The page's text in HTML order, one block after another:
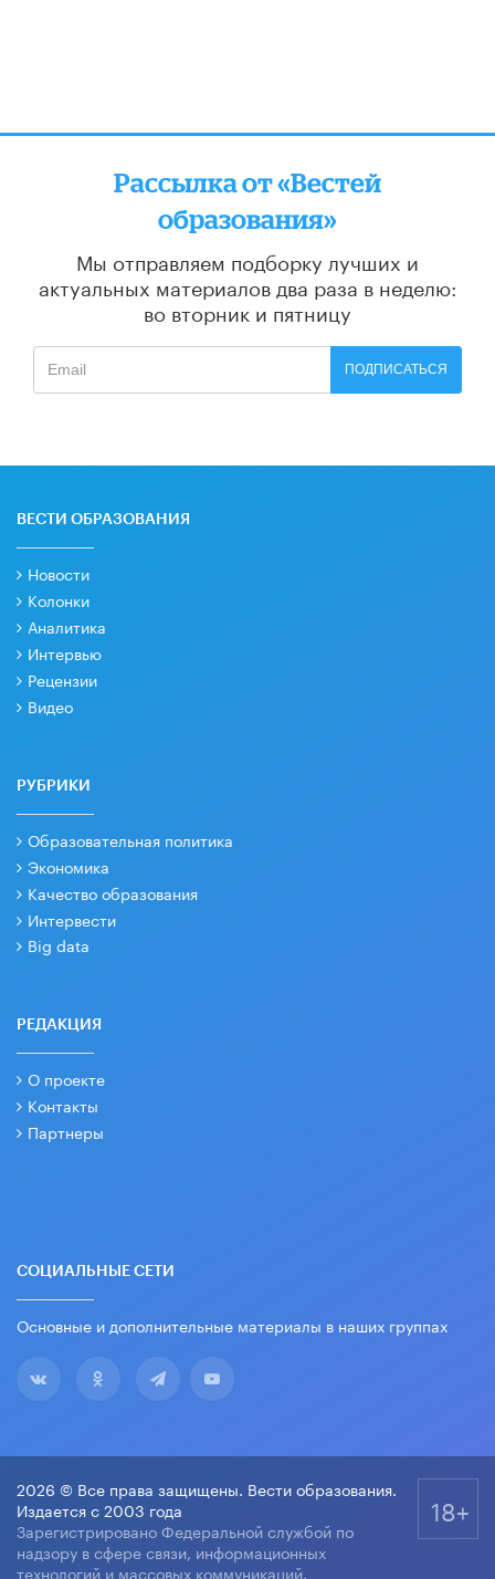
Рассылка от «Вестей
образования»
Мы отправляем подборку лучших и
актуальных материалов два раза в неделю:
во вторник и пятницу
ПОДПИСАТЬСЯ
ВЕСТИ ОБРАЗОВАНИЯ
Новости
Колонки
Аналитика
Интервью
Рецензии
Видео
РУБРИКИ
Образовательная политика
Экономика
Качество образования
Интервести
Big data
РЕДАКЦИЯ
О проекте
Контакты
Партнеры
СОЦИАЛЬНЫЕ СЕТИ
Основные и дополнительные материалы в наших группах
2026 © Все права защищены. Вести образования.
Издается с 2003 года
Зарегистрировано Федеральной службой по
надзору в сфере связи, информационных
технологий и массовых коммуникаций.
18+